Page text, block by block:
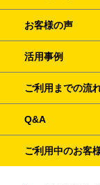
お客様の声
活用事例
ご利用までの流
Q&A
ご利用中のお客